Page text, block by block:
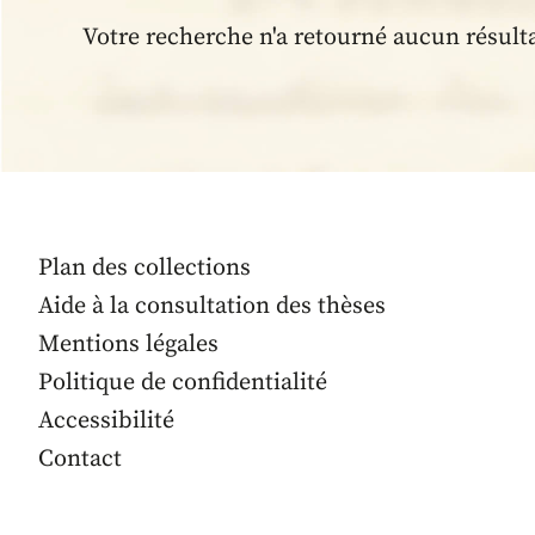
Votre recherche n'a retourné aucun
Plan des collections
Aide à la consultation des thèses
Mentions légales
Politique de confidentialité
Accessibilité
Contact